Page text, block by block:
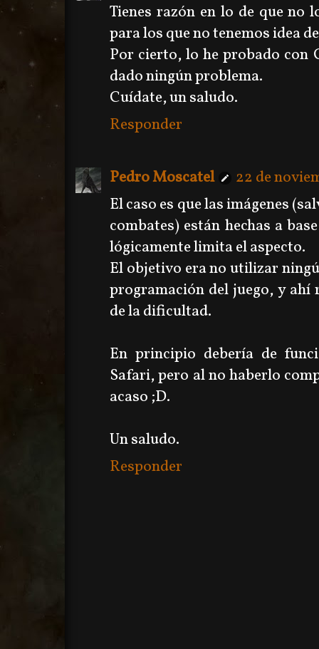
Tienes razón en lo de que no
para los que no tenemos idea
Por cierto, lo he probado con
dado ningún problema.
Cuídate, un saludo.
Responder
Pedro Moscatel
22 de
El caso es que las imágenes
combates) están hechas a
lógicamente limita el aspecto.
El objetivo era no utilizar
programación del juego, y ahí
de la dificultad.
En principio debería de
Safari, pero al no haberlo
acaso ;D.
Un saludo.
Responder